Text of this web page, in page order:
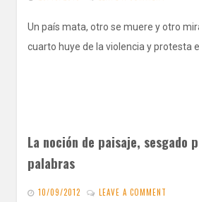
Un país mata, otro se muere y otro
cuarto huye de la violencia y protesta
La noción de paisaje, sesgado
palabras
10/09/2012 LEAVE A COMMENT